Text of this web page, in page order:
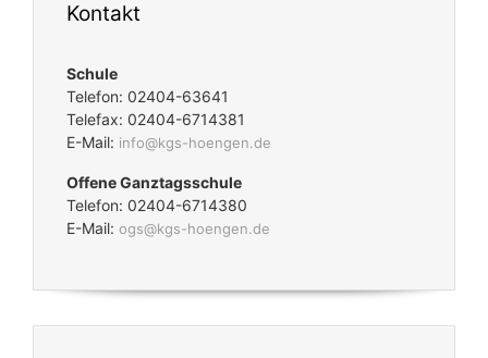
Kontakt
Schule
Telefon: 02404-63641
Telefax: 02404-6714381
E-Mail: info@kgs-hoengen.de
Offene Ganztagsschule
Telefon: 02404-6714380
E-Mail: ogs@kgs-hoengen.de